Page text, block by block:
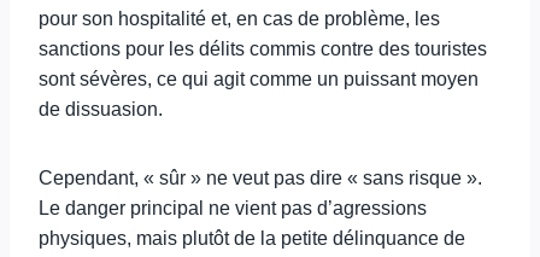
pour son hospitalité et, en cas de problème, les
sanctions pour les délits commis contre des touristes
sont sévères, ce qui agit comme un puissant moyen
de dissuasion.
Cependant, « sûr » ne veut pas dire « sans risque ».
Le danger principal ne vient pas d’agressions
physiques, mais plutôt de la petite délinquance de